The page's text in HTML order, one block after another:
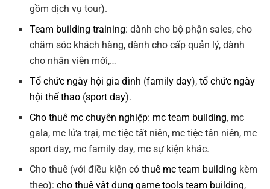
gồm dịch vụ tour).
Team building training: dành cho bộ phận sales, cho
chăm sóc khách hàng, dành cho cấp quản lý, dành
cho nhân viên mới,…
Tổ chức ngày hội gia đình (family day),tổ chức ngày
hội thể thao (sport day).
Cho thuê mc chuyên nghiệp: mc team building, mc
gala, mc lửa trại, mc tiệc tất niên, mc tiệc tân niên, mc
sport day, mc family day, mc sự kiện khác.
Cho thuê (với điều kiện cóthuê mc team building kèm
theo):cho thuê vật dụng game tools team building,